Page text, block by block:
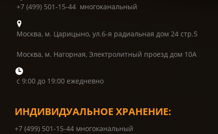
+7 (499) 501-15-44 многоканальный
Москва, м. Царицыно, ул.6-я радиальная дом 24 стр.5
Москва, м. Нагорная, Электролитный проезд дом 10А
с 9:00 до 19:00 ежедневно
ИНДИВИДУАЛЬНОЕ ХРАНЕНИЕ:
+7 (499) 501-15-44 многоканальный